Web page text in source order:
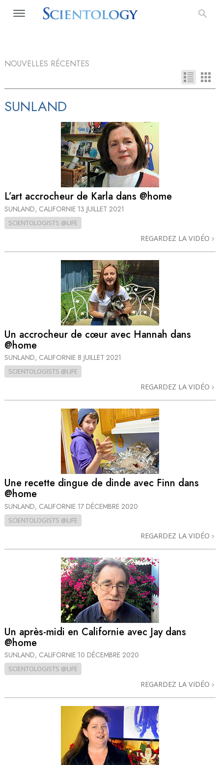
NOUVELLES RÉCENTES
SUNLAND
L’art accrocheur de Karla dans @home
SUNLAND, CALIFORNIE 13 JUILLET 2021
SCIENTOLOGISTS @LIFE
REGARDEZ LA VIDÉO
Un accrocheur de cœur avec Hannah dans
@home
SUNLAND, CALIFORNIE 8 JUILLET 2021
SCIENTOLOGISTS @LIFE
REGARDEZ LA VIDÉO
Une recette dingue de dinde avec Finn dans
@home
SUNLAND, CALIFORNIE 17 DÉCEMBRE 2020
SCIENTOLOGISTS @LIFE
REGARDEZ LA VIDÉO
Un après-midi en Californie avec Jay dans
@home
SUNLAND, CALIFORNIE 10 DÉCEMBRE 2020
SCIENTOLOGISTS @LIFE
REGARDEZ LA VIDÉO